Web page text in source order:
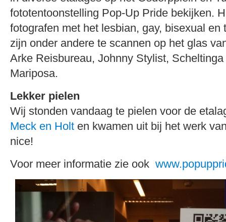
fototentoonstelling Pop-Up Pride bekijken.
fotografen met het lesbian, gay, bisexual en
zijn onder andere te scannen op het glas
Arke Reisbureau, Johnny Stylist,
Mariposa.
Lekker pielen
Wij stonden vandaag te pielen voor de
Meck en Holt en kwamen uit bij het werk
nice!
Voor meer informatie zie ook